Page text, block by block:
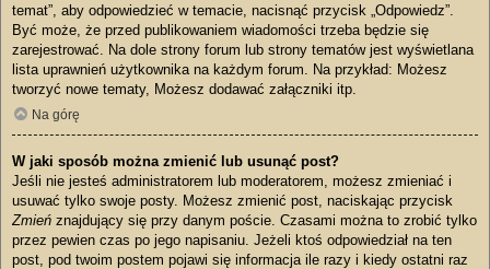
temat”, aby odpowiedzieć w temacie, nacisnąć przycisk „Odpowiedz”.
Być może, że przed publikowaniem wiadomości trzeba będzie się
zarejestrować. Na dole strony forum lub strony tematów jest wyświetlana
lista uprawnień użytkownika na każdym forum. Na przykład: Możesz
tworzyć nowe tematy, Możesz dodawać załączniki itp.
Na górę
W jaki sposób można zmienić lub usunąć post?
Jeśli nie jesteś administratorem lub moderatorem, możesz zmieniać i
usuwać tylko swoje posty. Możesz zmienić post, naciskając przycisk
Zmień znajdujący się przy danym poście. Czasami można to zrobić tylko
przez pewien czas po jego napisaniu. Jeżeli ktoś odpowiedział na ten
post, pod twoim postem pojawi się informacja ile razy i kiedy ostatni raz